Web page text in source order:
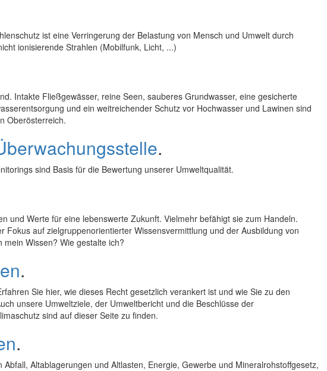
ist eine Verringerung der Belastung von Mensch und Umwelt durch
ionisierende Strahlen (Mobilfunk, Licht, ...)
Intakte Fließgewässer, reine Seen, sauberes Grundwasser, eine gesicherte
und ein weitreichender Schutz vor Hochwasser und Lawinen sind
Oberösterreich.
.
sind Basis für die Bewertung unserer Umweltqualität.
und Werte für eine lebenswerte Zukunft. Vielmehr befähigt sie zum Handeln.
Fokus auf zielgruppenorientierter Wissensvermittlung und der Ausbildung von
Wissen? Wie gestalte ich?
.
Sie hier, wie dieses Recht gesetzlich verankert ist und wie Sie zu den
unsere Umweltziele, der Umweltbericht und die Beschlüsse der
sind auf dieser Seite zu finden.
.
Altablagerungen und Altlasten, Energie, Gewerbe und Mineralrohstoffgesetz,